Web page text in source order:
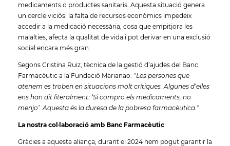
medicaments o productes sanitaris. Aquesta situació genera
un cercle viciós: la falta de recursos econòmics impedeix
accedir a la medicació necessària, cosa que empitjora les
malalties, afecta la qualitat de vida i pot derivar en una exclusió
social encara més gran.
Segons Cristina Ruiz, tècnica de la gestió d’ajudes del Banc
Farmacèutic a la Fundació Marianao: “Les persones que
atenem es troben en situacions molt crítiques. Algunes d’elles
ens han dit literalment: ‘Si compro els medicaments, no
menjo’. Aquesta és la duresa de la pobresa farmacèutica.”
La nostra col·laboració amb Banc Farmacèutic
Gràcies a aquesta aliança, durant el 2024 hem pogut garantir la